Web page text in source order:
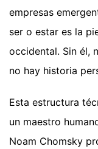
empresas
ser o estar es la
occidental. Sin él,
no hay historia
Esta estructura
un maestro
Noam Chomsky